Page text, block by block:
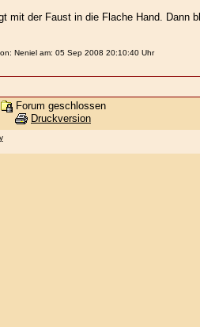
mit der Faust in die Flache Hand. Dann
Neniel am: 05 Sep 2008 20:10:40 Uhr
Forum geschlossen
Druckversion